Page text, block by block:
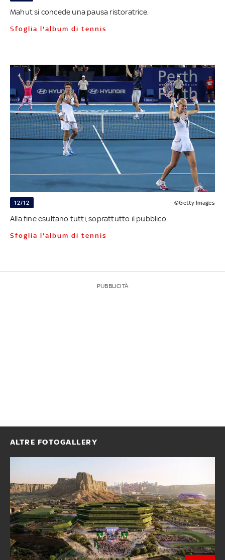
Mahut si concede una pausa ristoratrice.
Sfoglia l'album di tennis
12/12 ©Getty Images
Alla fine esultano tutti, soprattutto il pubblico.
Sfoglia l'album di tennis
PUBBLICITÀ
ALTRE FOTOGALLERY